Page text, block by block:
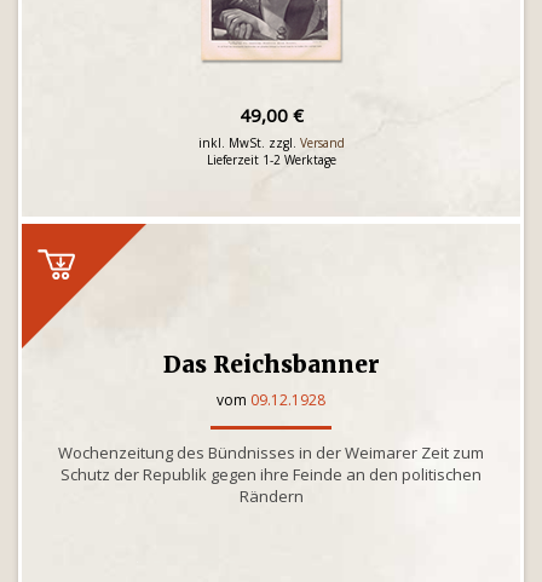
49,00 €
inkl. MwSt. zzgl. Versand
Lieferzeit 1-2 Werktage
Das Reichsbanner
vom 09.12.1928
Wochenzeitung des Bündnisses in der Weimarer Zeit zum
Schutz der Republik gegen ihre Feinde an den politischen
Rändern